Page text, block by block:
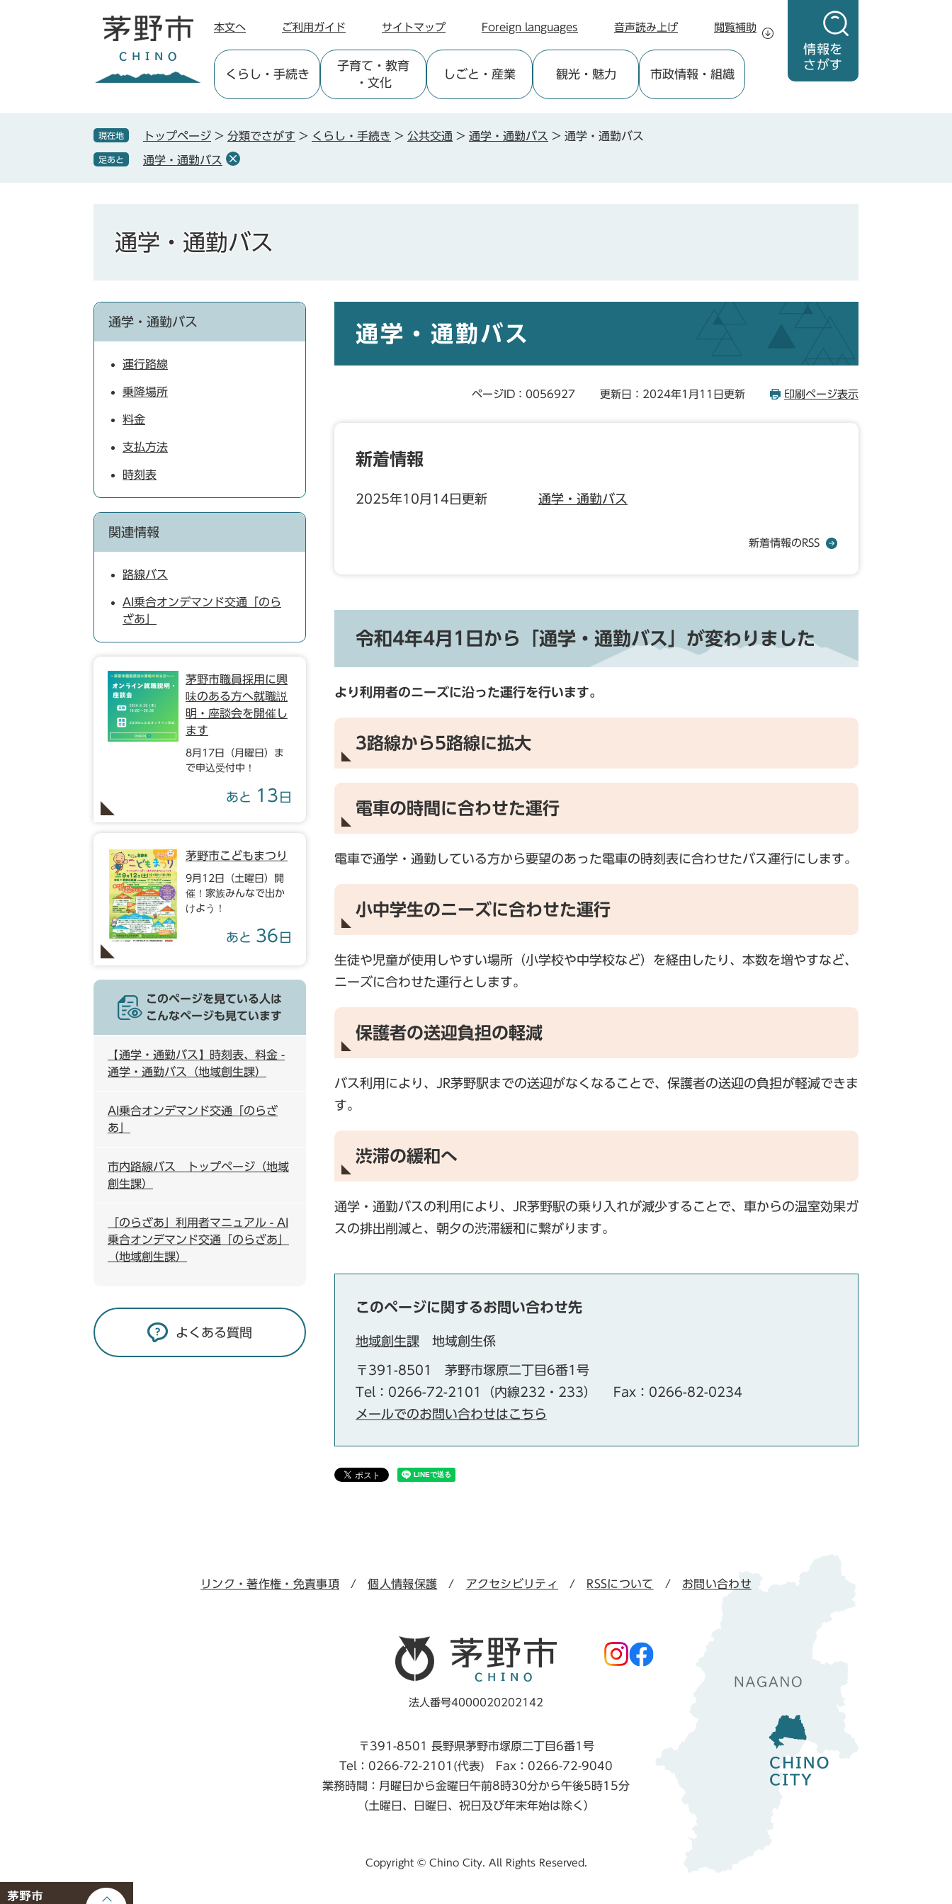
情報を
さがす
本文へ ご利用ガイド サイトマップ Foreign languages 音声読み上げ 閲覧補助
くらし ・手続き
子育て ・教育
・文化
しごと ・産業 観光・魅力 市政情報 ・組織
現在地 トップページ > 分類でさがす > くらし・手続き > 公共交通 > 通学・通勤バス > 通学・通勤バス
足あと 通学・通勤バス
通学・通勤バス
通学・通勤バス
ページID：0056927 更新日：2024年1月11日更新 印刷ページ表示
新着情報
2025年10月14日更新 通学・通勤バス
新着情報のRSS
令和4年4月1日から「通学・通勤バス」が変わりました
より利用者のニーズに沿った運行を行います。
3路線から5路線に拡大
電車の時間に合わせた運行
電車で通学・通勤している方から要望のあった電車の時刻表に合わせたバス運行にします。
小中学生のニーズに合わせた運行
生徒や児童が使用しやすい場所（小学校や中学校など）を経由したり、本数を増やすなど、
ニーズに合わせた運行とします。
保護者の送迎負担の軽減
バス利用により、JR茅野駅までの送迎がなくなることで、保護者の送迎の負担が軽減できま
す。
渋滞の緩和へ
通学・通勤バスの利用により、JR茅野駅の乗り入れが減少することで、車からの温室効果ガ
スの排出削減と、朝夕の渋滞緩和に繋がります。
このページに関するお問い合わせ先
地域創生課 地域創生係
〒391-8501
茅野市塚原二丁目6番1号
Tel：0266-72-2101（内線232・233）
Fax：0266-82-0234
メールでのお問い合わせはこちら
通学・通勤バス
運行路線
乗降場所
料金
支払方法
時刻表
関連情報
路線バス
AI乗合オンデマンド交通「のら
ざあ」
茅野市職員採用に興
味のある方へ就職説
明・座談会を開催し
ます
8月17日（月曜日）ま
で申込受付中！
あと 13 日
茅野市こどもまつり
9月12日（土曜日）開
催！家族みんなで出か
けよう！
あと 36 日
このページを見ている人は
こんなページも見ています
【通学・通勤バス】時刻表、料金 -
通学・通勤バス（地域創生課）
AI乗合オンデマンド交通「のらざ
あ」
市内路線バス トップページ（地域
創生課）
「のらざあ」利用者マニュアル - AI
乗合オンデマンド交通「のらざあ」
（地域創生課）
よくある質問
リンク・著作権・免責事項 個人情報保護 アクセシビリティ RSSについて お問い合わせ
法人番号4000020202142
〒391-8501 長野県茅野市塚原二丁目6番1号
Tel：0266-72-2101(代表) Fax：0266-72-9040
業務時間：月曜日から金曜日午前8時30分から午後5時15分
（土曜日、日曜日、祝日及び年末年始は除く）
Copyright © Chino City. All Rights Reserved.